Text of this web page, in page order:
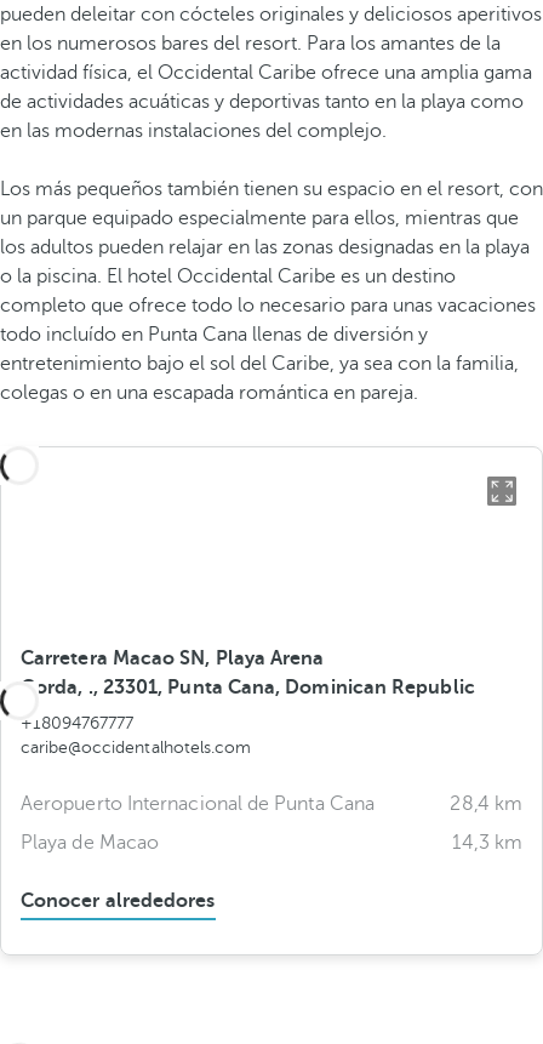
pueden deleitar con cócteles originales y deliciosos aperitivos
en los numerosos bares del resort. Para los amantes de la
actividad física, el Occidental Caribe ofrece una amplia gama
de actividades acuáticas y deportivas tanto en la playa como
en las modernas instalaciones del complejo.
Los más pequeños también tienen su espacio en el resort, con
un parque equipado especialmente para ellos, mientras que
los adultos pueden relajar en las zonas designadas en la playa
o la piscina. El hotel Occidental Caribe es un destino
completo que ofrece todo lo necesario para unas vacaciones
todo incluído en Punta Cana llenas de diversión y
entretenimiento bajo el sol del Caribe, ya sea con la familia,
colegas o en una escapada romántica en pareja.
Carretera Macao SN, Playa Arena
Gorda, ., 23301, Punta Cana, Dominican Republic
+18094767777
caribe@occidentalhotels.com
Aeropuerto Internacional de Punta Cana
28,4 km
Playa de Macao
14,3 km
Conocer alrededores